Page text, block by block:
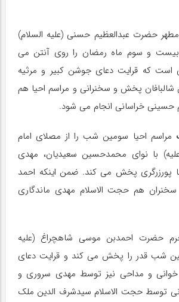
حضرت عبدالعظیم حسنی (علیه السلام)
و سوم ماه رمضان را روی آنتن می
است که قرایت دعای جوشن کبیر و مرثیه
پخش و سخنرانی و مراسم احیا هم
خراسانی انجام می شود.
مراسم احیا سومین شب را از مصلای امام
با نوای محمدحسین سعیدیان، مهدی
پورزرگری پخش می کند. ضمن اینکه احمد
سخنران هم حجت الاسلام مهدی ماندگاری
حضرت احمدبن موسی شاهچراغ (علیه
شب قدر را پخش می کند و قرایت دعای
خوانی و مداحی نیز توسط مهدی سروری و
توسط حجت الاسلام سیدشرف الدین ملک